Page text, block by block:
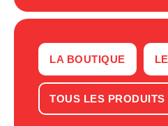
LA BOUTIQUE
TOUS LES PRODUITS